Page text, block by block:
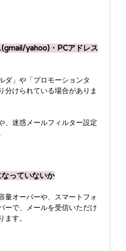
yahoo)・PCアドレス
ダ」や「プロモーションタ
分けられている場合がありま
、迷惑メールフィルター設定
っていないか
量オーバーや、スマートフォ
ーで、メールを受信いただけ
ます。